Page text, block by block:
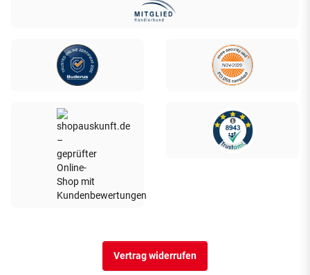
Vertrag widerrufen